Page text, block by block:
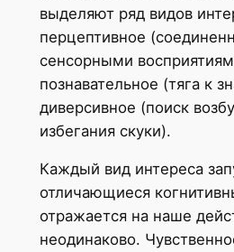
выделяют ряд видов
перцептивное
сенсорными
познавательное (тяга к
диверсивное (поиск
избегания скуки).
Каждый вид интереса
отличающиеся
отражается на наше
неодинаково.